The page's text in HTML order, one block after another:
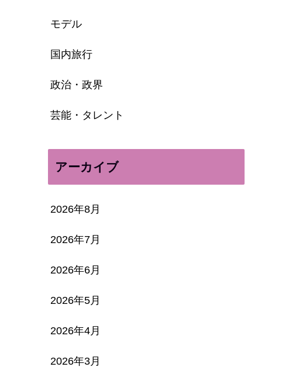
モデル
国内旅行
政治・政界
芸能・タレント
アーカイブ
2026年8月
2026年7月
2026年6月
2026年5月
2026年4月
2026年3月